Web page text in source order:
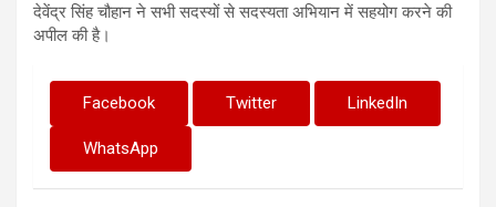
देवेंद्र सिंह चौहान ने सभी सदस्यों से सदस्यता अभियान में सहयोग करने की
अपील की है।
Facebook Twitter LinkedIn
WhatsApp